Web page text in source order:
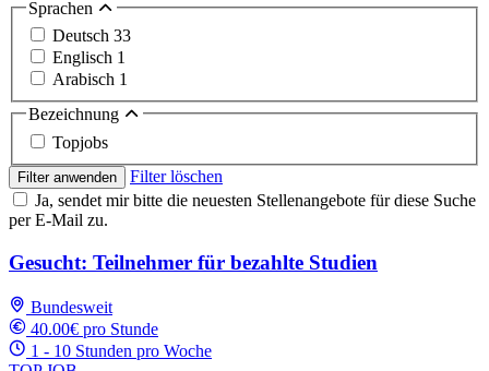
Sprachen
Deutsch 33
Englisch 1
Arabisch 1
Bezeichnung
Topjobs
Filter anwenden
Filter löschen
Ja, sendet mir bitte die neuesten Stellenangebote für diese Suche
per E-Mail zu.
Gesucht: Teilnehmer für bezahlte Studien
Bundesweit
40.00€ pro Stunde
1 - 10 Stunden pro Woche